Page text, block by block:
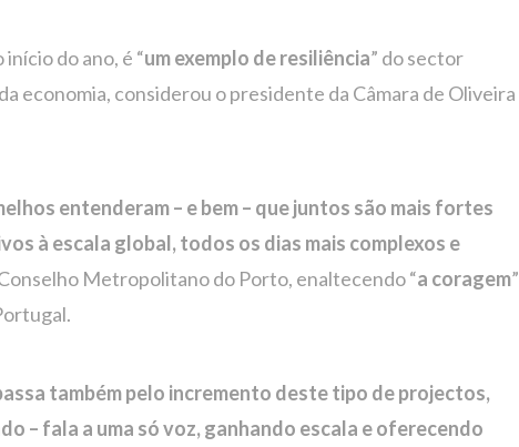
do ano, é “um exemplo de resiliência” do sector
economia, considerou o presidente da Câmara de Oliveira
entenderam – e bem – que juntos são mais fortes
à escala global, todos os dias mais complexos e
Metropolitano do Porto, enaltecendo “a coragem”
também pelo incremento deste tipo de projectos,
– fala a uma só voz, ganhando escala e oferecendo